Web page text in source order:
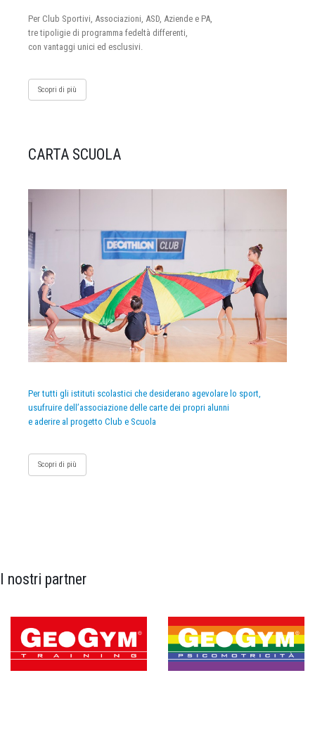
Per Club Sportivi, Associazioni, ASD, Aziende e PA,
tre tipoligie di programma fedeltà differenti,
con vantaggi unici ed esclusivi.
Scopri di più
CARTA SCUOLA
Per tutti gli istituti scolastici che desiderano agevolare lo sport,
usufruire dell’associazione delle carte dei propri alunni
e aderire al progetto Club e Scuola
Scopri di più
I nostri partner